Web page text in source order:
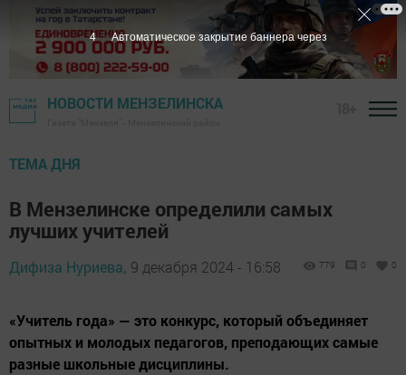
НОВОСТИ МЕНЗЕЛИНСКА
ТЕМА ДНЯ
В Мензелинске определили самых
лучших учителей
Дифиза Нуриева, 9 декабря 2024 - 16:58 779 0 0
«Учитель года» — это конкурс, который объединяет
опытных и молодых педагогов, преподающих самые
разные школьные дисциплины.
2 Автоматическое закрытие баннера через